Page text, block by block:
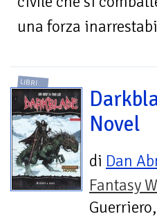
una forza
LIBRI
Novel
di Dan
Fantasy